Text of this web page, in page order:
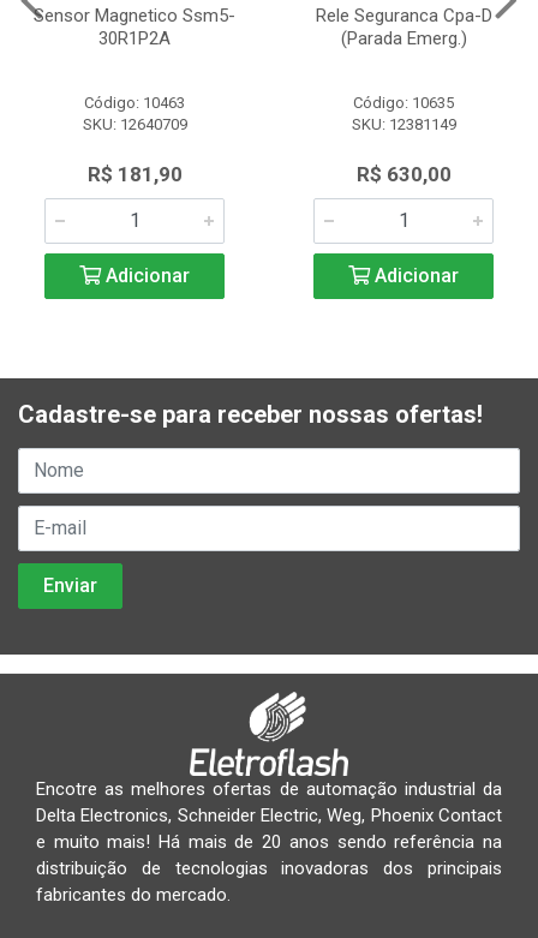
Sensor Magnetico Ssm5-
30R1P2A
Código: 10463
SKU: 12640709
R$ 181,90
Adicionar
Rele Seguranca Cpa-D
(Parada Emerg.)
Código: 10635
SKU: 12381149
R$ 630,00
Adicionar
Cadastre-se para receber nossas ofertas!
Encotre as melhores ofertas de automação industrial da
Delta Electronics, Schneider Electric, Weg, Phoenix Contact
e muito mais! Há mais de 20 anos sendo referência na
distribuição de tecnologias inovadoras dos principais
fabricantes do mercado.